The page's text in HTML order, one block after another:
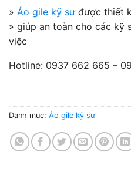
» Áo gile kỹ sưđược thiết
» giúp an toàn cho các kỹ
việc
Hotline: 0937 662 665 –
Danh mục: Áo gile kỹ sư